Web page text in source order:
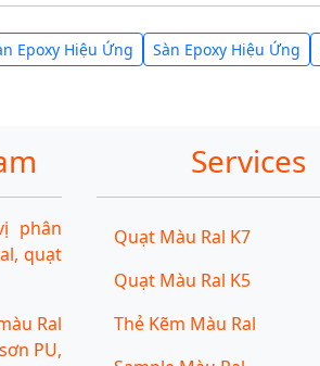
Epoxy Hiệu Ứng Sàn Epoxy Hiệu Ứng
phân
quạt
Ral
PU,
Services
Quạt Màu Ral K7
Quạt Màu Ral K5
Thẻ Kẽm Màu Ral